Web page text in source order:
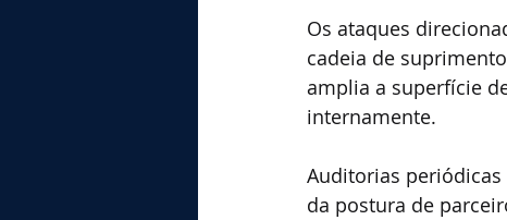
Os ataques
cadeia de
amplia a superfície
internamente.
Auditorias periódicas
da postura de